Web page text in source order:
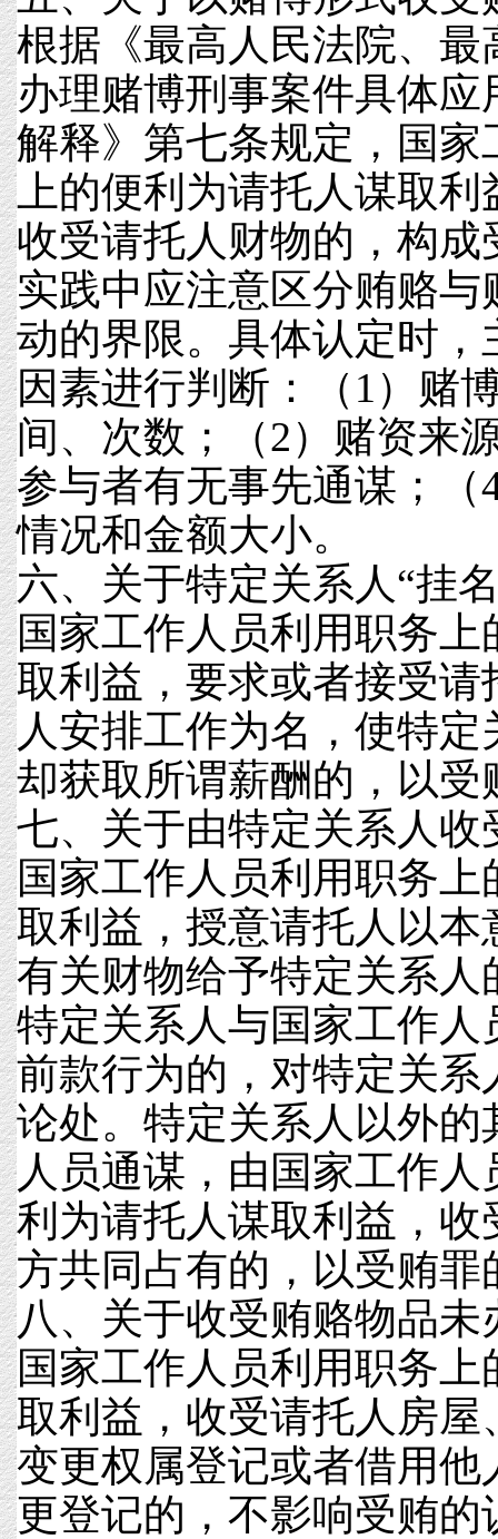
根据《最高人民法院、最
办理赌博刑事案件具体
解释》第七条规定，国家
上的便利为请托人谋取
收受请托人财物的，构成
实践中应注意区分贿赂
动的界限。具体认定时，
因素进行判断：（1）赌
间、次数；（2）赌资来
参与者有无事先通谋；（
情况和金额大小。
六、关于特定关系人“挂
国家工作人员利用职务
取利益，要求或者接受请
人安排工作为名，使特
却获取所谓薪酬的，以受
七、关于由特定关系人收
国家工作人员利用职务
取利益，授意请托人以本
有关财物给予特定关系人
特定关系人与国家工作人
前款行为的，对特定关系
论处。特定关系人以外的
人员通谋，由国家工作
利为请托人谋取利益，收
方共同占有的，以受贿罪
八、关于收受贿赂物品
国家工作人员利用职务
取利益，收受请托人房屋
变更权属登记或者借用
更登记的，不影响受贿的